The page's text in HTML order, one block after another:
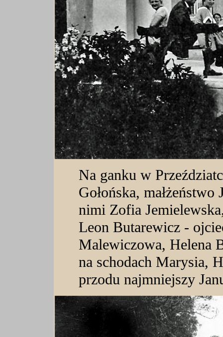
Na ganku w
Gołońska,
nimi Zofia
Leon Butarewicz -
Malewiczowa, Helena
na schodach Marysia,
przodu najmniejszy